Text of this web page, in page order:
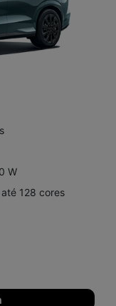
W
128 cores